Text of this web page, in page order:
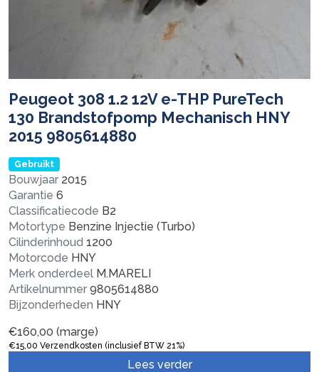
Peugeot 308 1.2 12V e-THP PureTech
130 Brandstofpomp Mechanisch HNY
2015 9805614880
Gebruikt
Bouwjaar 2015
Garantie 6
Classificatiecode B2
Motortype Benzine Injectie (Turbo)
Cilinderinhoud 1200
Motorcode HNY
Merk onderdeel M.MARELI
Artikelnummer 9805614880
Bijzonderheden HNY
€160,00 (marge)
€15,00 Verzendkosten (inclusief BTW 21%)
Lees verder